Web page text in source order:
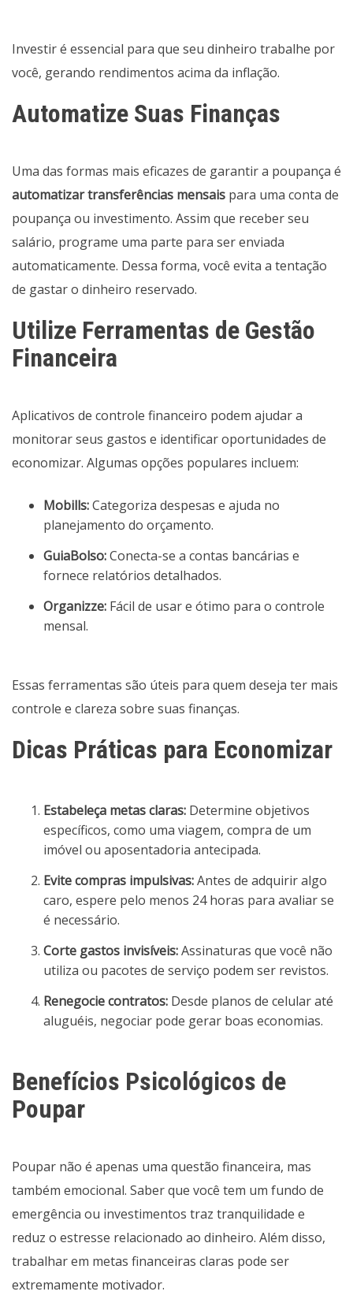
Investir é essencial para que seu dinheiro trabalhe por
você, gerando rendimentos acima da inflação.
Automatize Suas Finanças
Uma das formas mais eficazes de garantir a poupança é
automatizar transferências mensais para uma conta de
poupança ou investimento. Assim que receber seu
salário, programe uma parte para ser enviada
automaticamente. Dessa forma, você evita a tentação
de gastar o dinheiro reservado.
Utilize Ferramentas de Gestão
Financeira
Aplicativos de controle financeiro podem ajudar a
monitorar seus gastos e identificar oportunidades de
economizar. Algumas opções populares incluem:
Mobills:Categoriza despesas e ajuda no
planejamento do orçamento.
GuiaBolso:Conecta-se a contas bancárias e
fornece relatórios detalhados.
Organizze: Fácil de usar e ótimo para o controle
mensal.
Essas ferramentas são úteis para quem deseja ter mais
controle e clareza sobre suas finanças.
Dicas Práticas para Economizar
Estabeleça metas claras: Determine objetivos
específicos, como uma viagem, compra de um
imóvel ou aposentadoria antecipada.
Evite compras impulsivas:Antes de adquirir algo
caro, espere pelo menos 24 horas para avaliar se
é necessário.
Corte gastos invisíveis:Assinaturas que você não
utiliza ou pacotes de serviço podem ser revistos.
Renegocie contratos: Desde planos de celular até
aluguéis, negociar pode gerar boas economias.
Benefícios Psicológicos de
Poupar
Poupar não é apenas uma questão financeira, mas
também emocional. Saber que você tem um fundo de
emergência ou investimentos traz tranquilidade e
reduz o estresse relacionado ao dinheiro. Além disso,
trabalhar em metas financeiras claras pode ser
extremamente motivador.